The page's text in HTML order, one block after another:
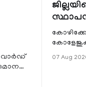
വാർഡ്
07 Aug